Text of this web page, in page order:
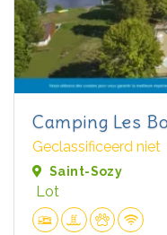
Camping Les
Geclassificeerd niet
Saint-Sozy
Lot